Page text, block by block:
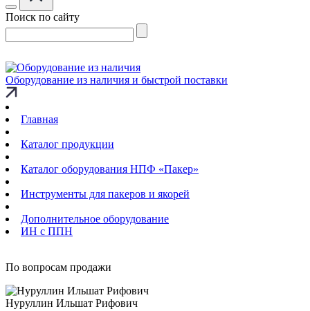
Поиск по сайту
Оборудование из наличия и быстрой поставки
Главная
Каталог продукции
Каталог оборудования НПФ «Пакер»
Инструменты для пакеров и якорей
Дополнительное оборудование
ИН с ППН
По вопросам продажи
Нуруллин Ильшат Рифович